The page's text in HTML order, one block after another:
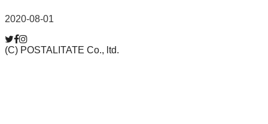
2020-08-01
(C) POSTALITATE Co., ltd.